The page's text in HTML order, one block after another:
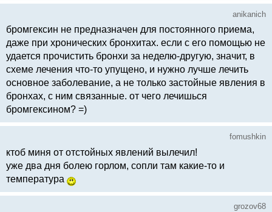
anikanich
бромгексин не предназначен для постоянного приема,
даже при хронических бронхитах. если с его помощью не
удается прочистить бронхи за неделю-другую, значит, в
схеме лечения что-то упущено, и нужно лучше лечить
основное заболевание, а не только застойные явления в
бронхах, с ним связанные. от чего лечишься
бромгексином? =)
fomushkin
ктоб миня от отстойных явлений вылечил!
уже два дня болею горлом, сопли там какие-то и
температура
grozov68